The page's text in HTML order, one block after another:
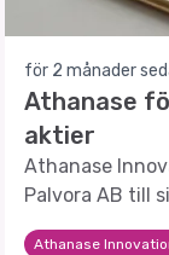
för 2 månader
Athanase
aktier
Athanase
Palvora AB till
företagets
Athanase